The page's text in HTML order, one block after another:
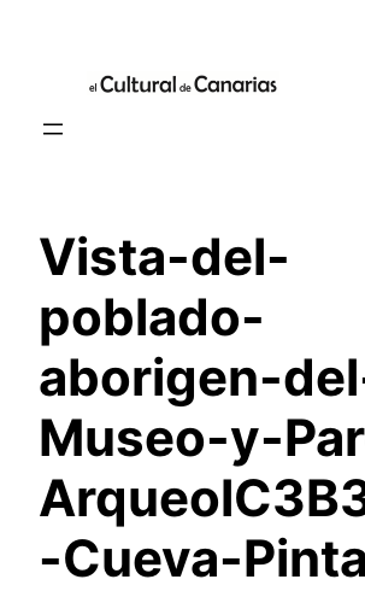
contenido
Vista-del-
poblado-
aborigen-
Museo-y-
-Cueva-